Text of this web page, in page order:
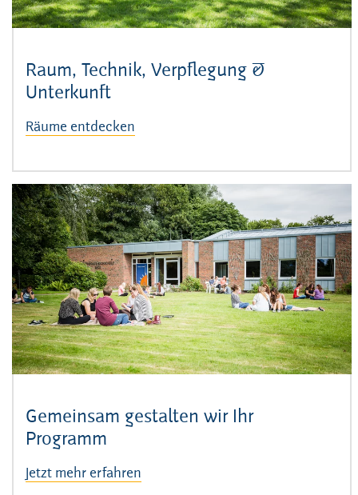
Raum, Technik, Verpflegung &
Unterkunft
Räume entdecken
Gemeinsam gestalten wir Ihr
Programm
Jetzt mehr erfahren